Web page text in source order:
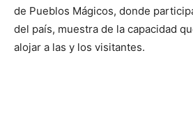
de Pueblos Mágicos, donde
del país, muestra de la capacidad
alojar a las y los visitantes.